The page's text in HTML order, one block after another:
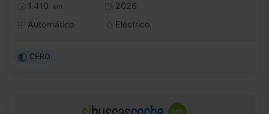
1.410 km
2026
Automático
Eléctrico
CERO